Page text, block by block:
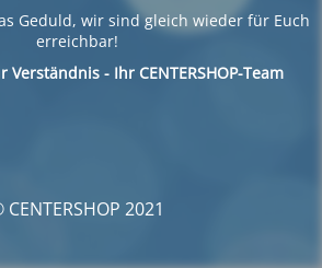
Geduld, wir sind gleich wieder für Euch
erreichbar!
- Ihr CENTERSHOP-Team
2021